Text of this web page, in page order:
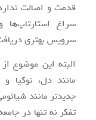
قدمت و اصالت
سراغ
سرویس بهتری
البته این موضوع
مانند دل، نوکیا
جدیدتر مانند
تفکر نه تنها در